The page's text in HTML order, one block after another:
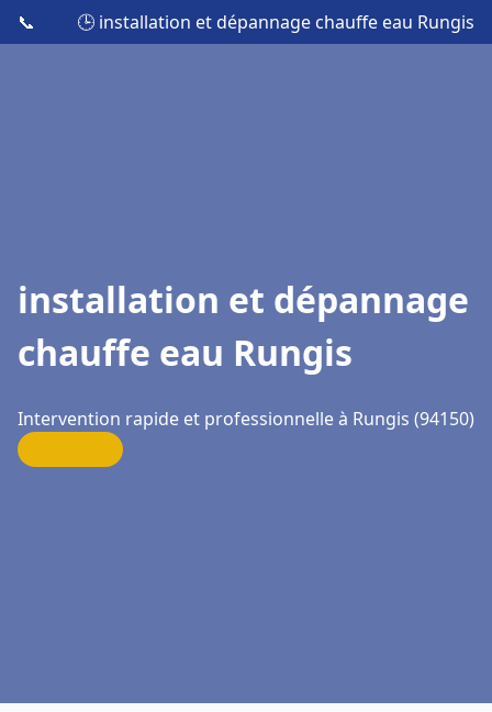
📞 🕒 installation et dépannage chauffe eau Rungis
installation et dépannage
chauffe eau Rungis
Intervention rapide et professionnelle à Rungis (94150)